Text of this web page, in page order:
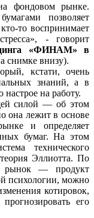
фондовом рынке.
позволяет
то воспринимает
- говорит
«ФИНАМ» в
снимке внизу).
кстати, очень
знаний, а в
настрое на работу.
силой — об этом
она лежит в основе
и определяет
бумаг. На этом
технического
Эллиотта. По
рынок — продукт
психологии, можно
котировок,
его